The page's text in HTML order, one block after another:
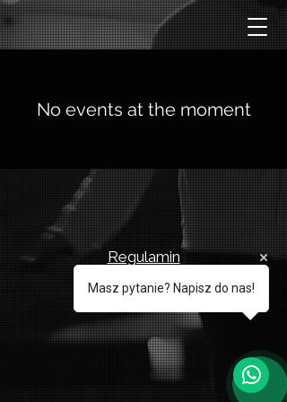
No events at the moment
Regulamin
Masz pytanie? Napisz do nas!